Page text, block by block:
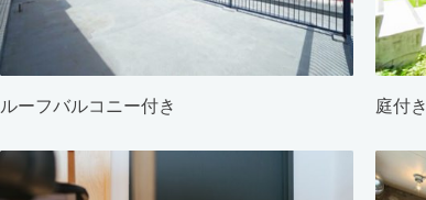
ルーフバルコニー付き 庭付き